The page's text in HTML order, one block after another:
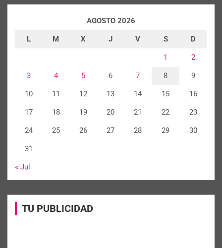
AGOSTO 2026
L M X J V S D
1 2
3 4 5 6 7 8 9
10 11 12 13 14 15 16
17 18 19 20 21 22 23
24 25 26 27 28 29 30
31
« Jul
TU PUBLICIDAD